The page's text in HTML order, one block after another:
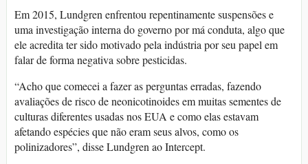
Em 2015, Lundgren enfrentou repentinamente suspensões e
uma investigação interna do governo por má conduta, algo que
ele acredita ter sido motivado pela indústria por seu papel em
falar de forma negativa sobre pesticidas.
“Acho que comecei a fazer as perguntas erradas, fazendo
avaliações de risco de neonicotinoides em muitas sementes de
culturas diferentes usadas nos EUA e como elas estavam
afetando espécies que não eram seus alvos, como os
polinizadores”, disse Lundgren ao Intercept.